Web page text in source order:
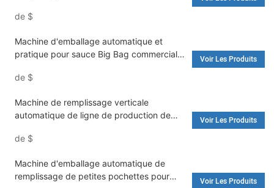
tomate de ketchup de pâte - Machine de
de $
Machine d'emballage automatique et
pratique pour sauce Big Bag commerciale
la machine d'emballage et machine
de $
Voir Les Produits
Machine de remplissage verticale
automatique de ligne de production de
Machine d'emballage et machine à riz
de $
Voir Les Produits
Machine d'emballage automatique de
remplissage de petites pochettes pour
Voir Les Produits